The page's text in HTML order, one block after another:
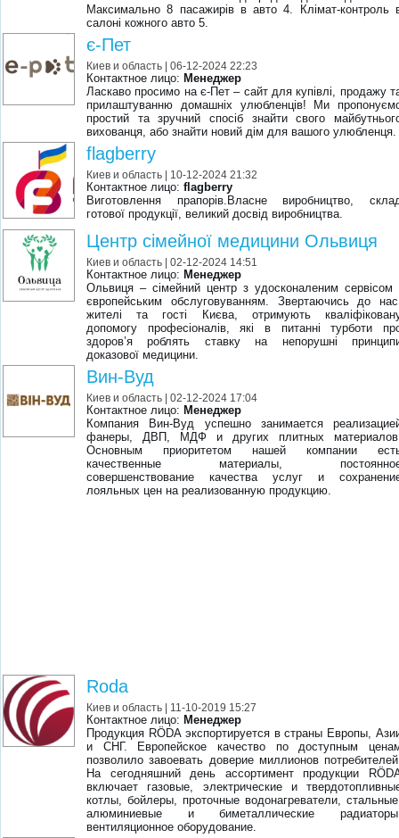
Максимально 8 пасажирів в авто 4. Клімат-контроль
салоні кожного авто 5.
є-Пет
Киев и область | 06-12-2024 22:23
Контактное лицо: Менеджер
Ласкаво просимо на є-Пет – сайт для купівлі, продажу
прилаштуванню домашніх улюбленців! Ми
простий та зручний спосіб знайти свого
вихованця, або знайти новий дім для вашого улюбленця.
flagberry
Киев и область | 10-12-2024 21:32
Контактное лицо:flagberry
Виготовлення прапорів.Власне виробництво,
готової продукції, великий досвід виробництва.
Центр сімейної медицини Ольвиця
Киев и область | 02-12-2024 14:51
Контактное лицо: Менеджер
Ольвиця – сімейний центр з удосконаленим сервісом
європейським обслуговуванням. Звертаючись до
жителі та гості Києва, отримують
допомогу професіоналів, які в питанні турботи
здоров’я роблять ставку на непорушні
доказової медицини.
Вин-Вуд
Киев и область | 02-12-2024 17:04
Контактное лицо: Менеджер
Компания Вин-Вуд успешно занимается
фанеры, ДВП, МДФ и других плитных
Основным приоритетом нашей компании
качественные материалы,
совершенствование качества услуг и
лояльных цен на реализованную продукцию.
Roda
Киев и область | 11-10-2019 15:27
Контактное лицо: Менеджер
Продукция RÖDA экспортируется в страны Европы,
и СНГ. Европейское качество по доступным
позволило завоевать доверие миллионов
На сегодняшний день ассортимент продукции
включает газовые, электрические и
котлы, бойлеры, проточные водонагреватели,
алюминиевые и биметаллические
вентиляционное оборудование.